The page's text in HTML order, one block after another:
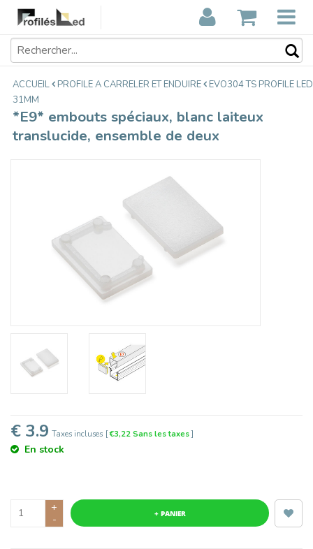
*E9* embouts spéciaux, blanc laiteux
translucide, ensemble de deux
€3,90
ACCUEIL PROFILE A CARRELER ET ENDUIRE
EVO304 TS PROFILE LED
31MM
*E9* embouts spéciaux, blanc laiteux
translucide, ensemble de deux
€ 3.9 Taxes incluses [€3,22 Sans les taxes]
En stock
+
-
+ PANIER